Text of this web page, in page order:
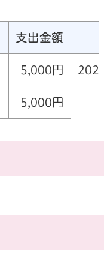
支出金額
5,000円 2022
5,000円